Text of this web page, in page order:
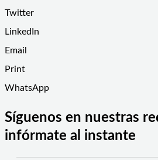
Twitter
LinkedIn
Email
Print
WhatsApp
Síguenos en nuestras
infórmate al instante